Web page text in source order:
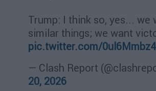
Trump: I think so, yes... we
similar things; we want
pic.twitter.com/
— Clash Report
20, 2026